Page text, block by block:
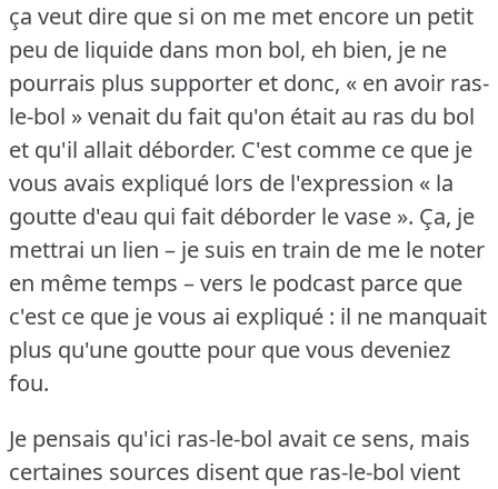
ça veut dire que si on me met encore un petit
peu de liquide dans mon bol, eh bien, je ne
pourrais plus supporter et donc, « en avoir ras-
le-bol » venait du fait qu'on était au ras du bol
et qu'il allait déborder. C'est comme ce que je
vous avais expliqué lors de l'expression « la
goutte d'eau qui fait déborder le vase ». Ça, je
mettrai un lien – je suis en train de me le noter
en même temps – vers le podcast parce que
c'est ce que je vous ai expliqué : il ne manquait
plus qu'une goutte pour que vous deveniez
fou.
Je pensais qu'ici ras-le-bol avait ce sens, mais
certaines sources disent que ras-le-bol vient